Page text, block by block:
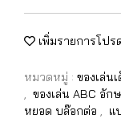
เพิ่มรายการโปร
หมวดหมู่ : ของเล่น
, ของเล่น ABC อัก
หยอด บล๊อกต่อ , แ